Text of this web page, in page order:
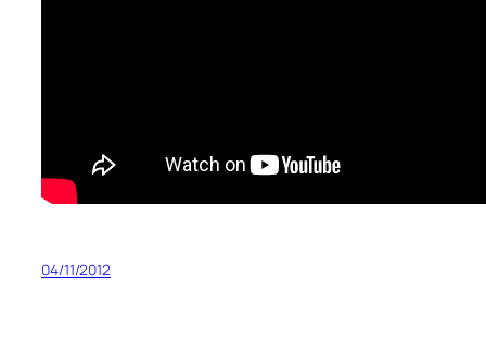
04/11/2012